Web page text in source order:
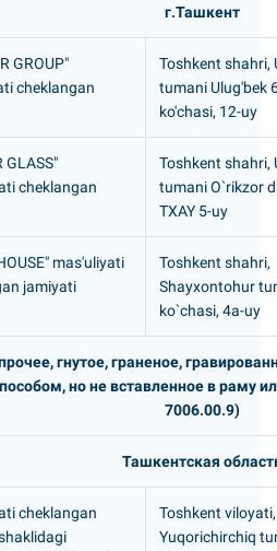
г.Ташкент
GROUP"
cheklangan
Toshkent shahri,
tumani Ulug'bek
ko'chasi, 12-uy
GLASS"
cheklangan
Toshkent shahri,
tumani O`rikzor
TXAY 5-uy
mas'uliyati
jamiyati
Toshkent shahri,
Shayxontohur
ko`chasi, 4a-uy
гнутое, граненое,
но не вставленное в раму
7006.00.9)
Ташкентская
cheklangan
Toshkent viloyati,
Yuqorichirchiq